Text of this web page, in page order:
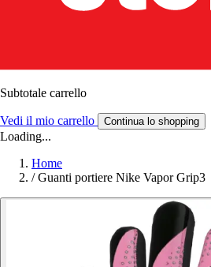
Subtotale carrello
Vedi il mio carrello Continua lo shopping
Loading...
Home
/ Guanti portiere Nike Vapor Grip3